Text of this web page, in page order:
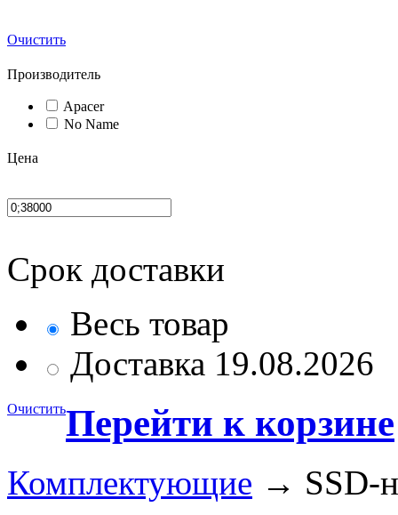
Очистить
Производитель
Apacer
No Name
Цена
Срок доставки
Весь товар
Доставка 19.08.2026
ОчиститьПерейти к корзине
Комплектующие → SSD-